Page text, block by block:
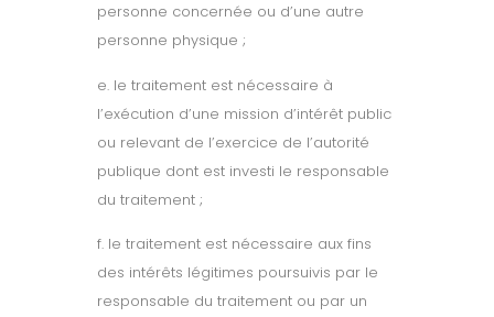
personne concernée ou d’une autre
personne physique ;
e. le traitement est nécessaire à
l’exécution d’une mission d’intérêt public
ou relevant de l’exercice de l’autorité
publique dont est investi le responsable
du traitement ;
f. le traitement est nécessaire aux fins
des intérêts légitimes poursuivis par le
responsable du traitement ou par un